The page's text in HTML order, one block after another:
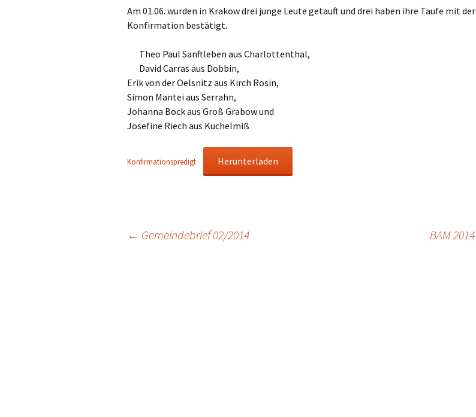
Dorfkirche Karow
Hauskreise
Am 01.06. wurden in Krakow drei junge Leute getauft und drei haben ihre Taufe mit der
Konfirmation bestätigt.
Theo Paul Sanftleben aus Charlottenthal,
David Carras aus Dobbin,
Erik von der Oelsnitz aus Kirch Rosin,
Simon Mantei aus Serrahn,
Johanna Bock aus Groß Grabow und
Josefine Riech aus Kuchelmiß
Konfirmationspredigt Herunterladen
Beitragsnavigation
← Gemeindebrief 02/2014 BAM 2014